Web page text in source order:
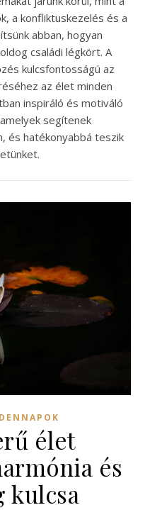
a konfliktuskezelés és a
abban, hogyan
családi légkört. A
kulcsfontosságú az
az élet minden
inspiráló és motiváló
segítenek
és hatékonyabbá teszik
élet
és
kulcsa